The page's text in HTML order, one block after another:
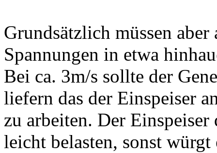
Grundsätzlich müssen
Spannungen in etwa
Bei ca. 3m/s sollte der
liefern das der Einspeiser
zu arbeiten. Der
leicht belasten, sonst